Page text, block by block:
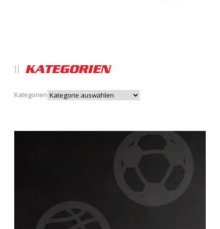
KATEGORIEN
Kategorien